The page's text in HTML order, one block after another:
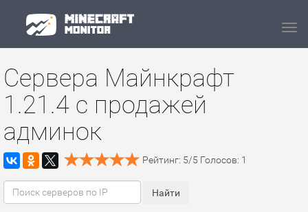
Сервера Майнкрафт
1.21.4 с продажей
админок
Рейтинг: 5/5 Голосов: 1